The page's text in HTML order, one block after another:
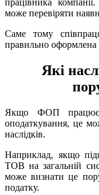
працівника
може перевіряти
Саме тому
правильно оформлена
Які
Якщо ФОП працює
оподаткування, це
наслідків.
Наприклад, якщо
ТОВ на загальній
може визнати це
податку.